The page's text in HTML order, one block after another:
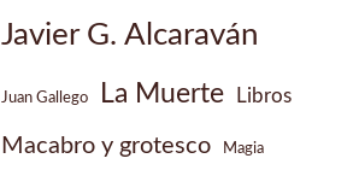
Javier G. Alcaraván
Juan Gallego La Muerte Libros
Macabro y grotesco Magia